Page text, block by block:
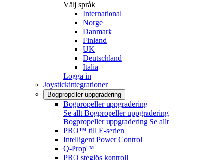
Välj språk
International
Norge
Danmark
Finland
UK
Deutschland
Italia
Logga in
Joystickintegrationer
Bogpropeller uppgradering
Bogpropeller uppgradering
Se allt Bogpropeller uppgradering
Bogpropeller uppgradering Se allt
PRO™ till E-serien
Intelligent Power Control
Q-Prop™
PRO steglös kontroll